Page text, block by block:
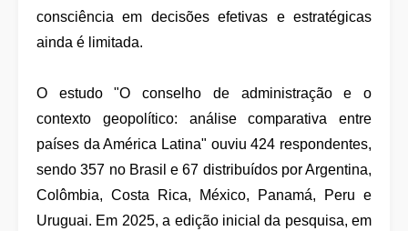
consciência em decisões efetivas e estratégicas
ainda é limitada.
O estudo "O conselho de administração e o
contexto geopolítico: análise comparativa entre
países da América Latina" ouviu 424 respondentes,
sendo 357 no Brasil e 67 distribuídos por Argentina,
Colômbia, Costa Rica, México, Panamá, Peru e
Uruguai. Em 2025, a edição inicial da pesquisa, em